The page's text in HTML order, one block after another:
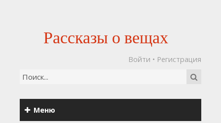
Рассказы о вещах
Войти • Регистрация
Меню